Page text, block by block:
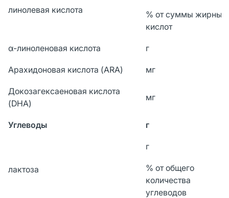
линолевая кислота
% от суммы жирных
кислот
α-линоленовая кислота г
Арахидоновая кислота (ARA) мг
Докозагексаеновая кислота
(DHA)
мг
Углеводы г
лактоза
г
% от общего
количества
углеводов